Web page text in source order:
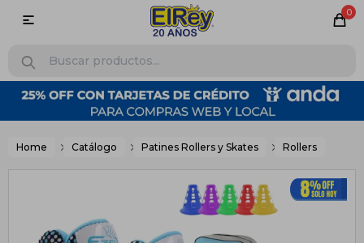
0

Home Catálogo Patines Rollers y Skates Rollers